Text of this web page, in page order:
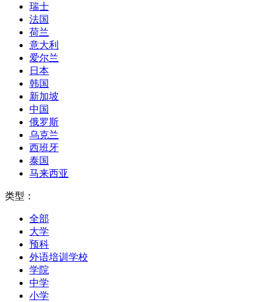
瑞士
法国
荷兰
意大利
爱尔兰
日本
韩国
新加坡
中国
俄罗斯
乌克兰
西班牙
泰国
马来西亚
类型：
全部
大学
预科
外语培训学校
学院
中学
小学